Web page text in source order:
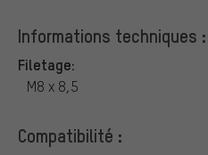
Informations techniques :
Filetage:
M8 x 8,5
Compatibilité :